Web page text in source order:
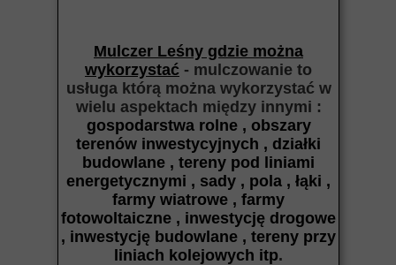
Mulczer Leśny gdzie można
wykorzystać - mulczowanie to
usługa którą można wykorzystać w
wielu aspektach międzyinnymi :
gospodarstwa rolne , obszary
terenów inwestycyjnych , działki
budowlane , tereny pod liniami
energetycznymi , sady , pola , łąki ,
farmy wiatrowe , farmy
fotowoltaiczne , inwestycję drogowe
, inwestycję budowlane , tereny przy
liniach kolejowych itp.